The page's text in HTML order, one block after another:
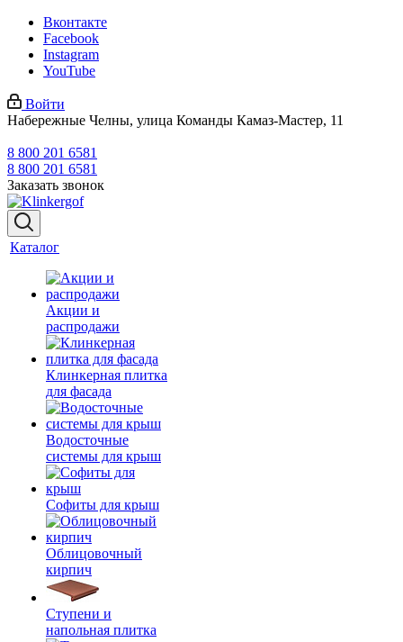
Вконтакте
Facebook
Instagram
YouTube
Войти
Набережные Челны, улица Команды Камаз-Мастер, 11
8 800 201 6581
8 800 201 6581
Заказать звонок
Каталог
Акции и
распродажи
Клинкерная плитка
для фасада
Водосточные
системы для крыш
Софиты для крыш
Облицовочный
кирпич
Ступени и
напольная плитка